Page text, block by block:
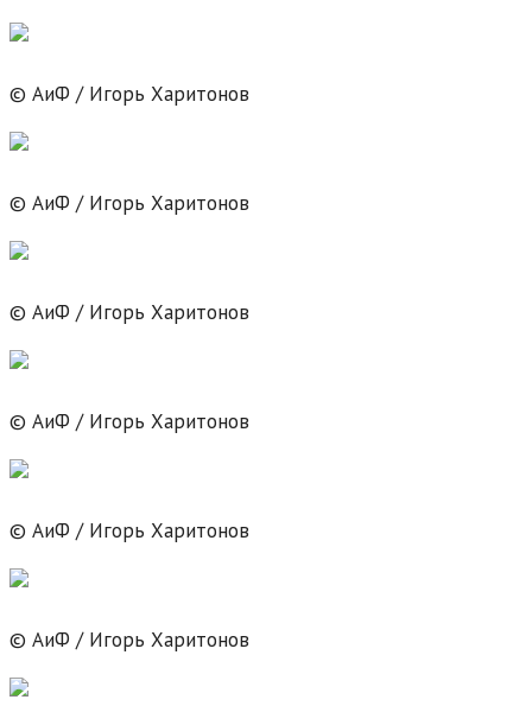
© АиФ / Игорь Харитонов
© АиФ / Игорь Харитонов
© АиФ / Игорь Харитонов
© АиФ / Игорь Харитонов
© АиФ / Игорь Харитонов
© АиФ / Игорь Харитонов